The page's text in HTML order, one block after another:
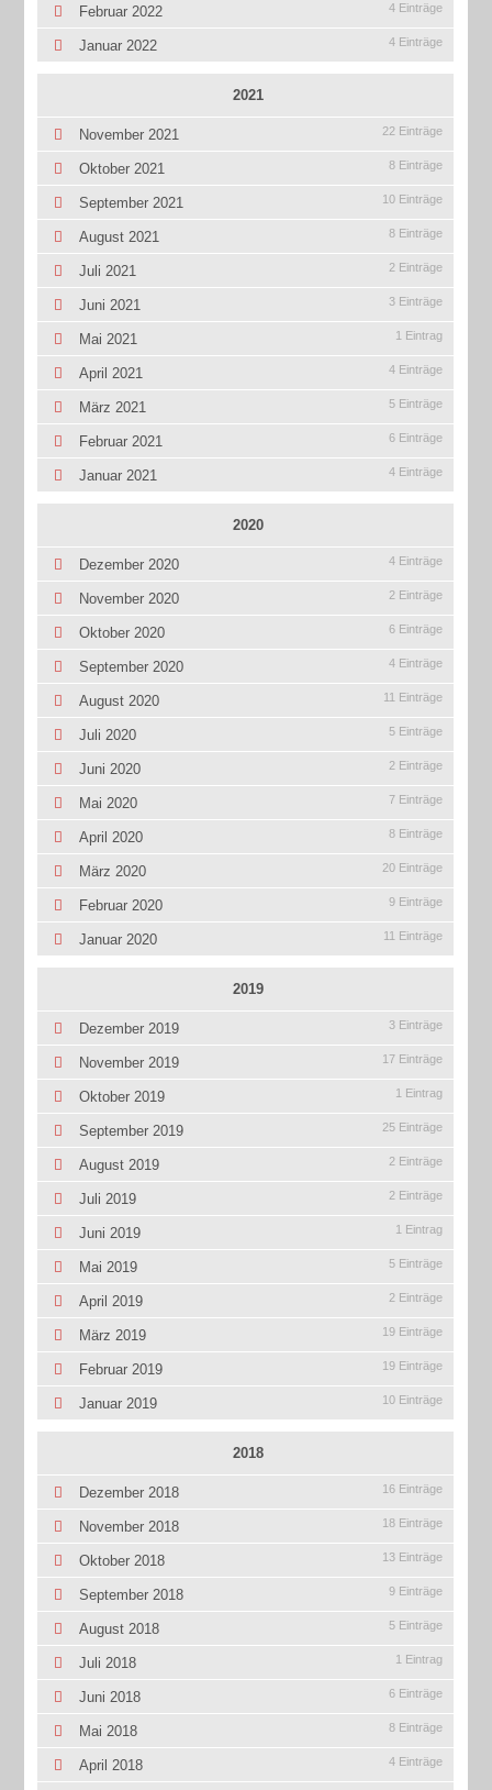
Februar 2022 4 Einträge
Januar 2022 4 Einträge
2021
November 2021 22 Einträge
Oktober 2021 8 Einträge
September 2021 10 Einträge
August 2021 8 Einträge
Juli 2021 2 Einträge
Juni 2021 3 Einträge
Mai 2021 1 Eintrag
April 2021 4 Einträge
März 2021 5 Einträge
Februar 2021 6 Einträge
Januar 2021 4 Einträge
2020
Dezember 2020 4 Einträge
November 2020 2 Einträge
Oktober 2020 6 Einträge
September 2020 4 Einträge
August 2020 11 Einträge
Juli 2020 5 Einträge
Juni 2020 2 Einträge
Mai 2020 7 Einträge
April 2020 8 Einträge
März 2020 20 Einträge
Februar 2020 9 Einträge
Januar 2020 11 Einträge
2019
Dezember 2019 3 Einträge
November 2019 17 Einträge
Oktober 2019 1 Eintrag
September 2019 25 Einträge
August 2019 2 Einträge
Juli 2019 2 Einträge
Juni 2019 1 Eintrag
Mai 2019 5 Einträge
April 2019 2 Einträge
März 2019 19 Einträge
Februar 2019 19 Einträge
Januar 2019 10 Einträge
2018
Dezember 2018 16 Einträge
November 2018 18 Einträge
Oktober 2018 13 Einträge
September 2018 9 Einträge
August 2018 5 Einträge
Juli 2018 1 Eintrag
Juni 2018 6 Einträge
Mai 2018 8 Einträge
April 2018 4 Einträge